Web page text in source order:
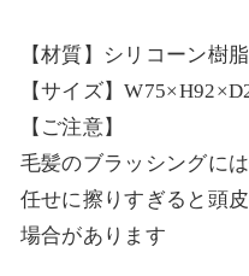
【材質】シリコーン樹脂
【サイズ】
【ご注意】
毛髪のブラッシングに
任せに擦りすぎると頭
場合があります